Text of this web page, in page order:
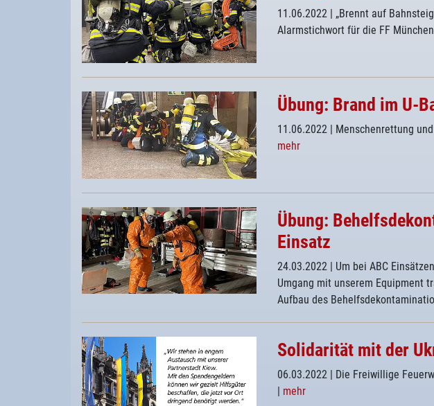
11.06.2022 | „Brennt auf
Alarmstichwort für die FF
Übung: Brand im U-
11.06.2022 | Menschenrettung
mehr
Übung:
Einsatz
24.03.2022 | Um bei ABC
Umgang mit unserem Equipment
Aufbau des
Solidarität mit der
06.03.2022 | Die Freiwillige
| mehr